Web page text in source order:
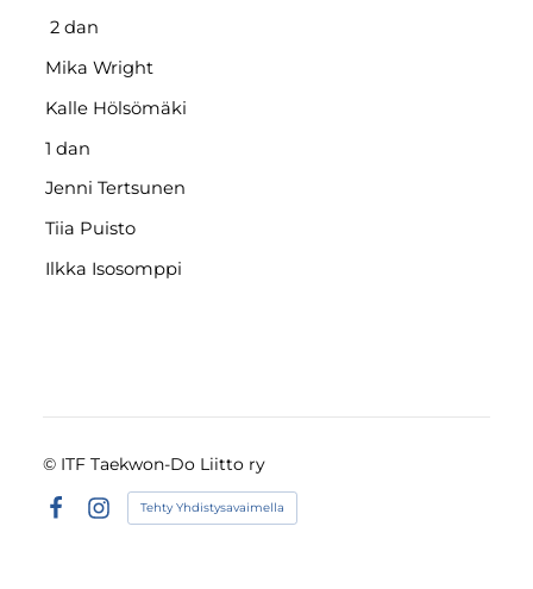
2 dan
Mika Wright
Kalle Hölsömäki
1 dan
Jenni Tertsunen
Tiia Puisto
Ilkka Isosomppi
© ITF Taekwon-Do Liitto ry
Instagram
Tehty Yhdistysavaimella